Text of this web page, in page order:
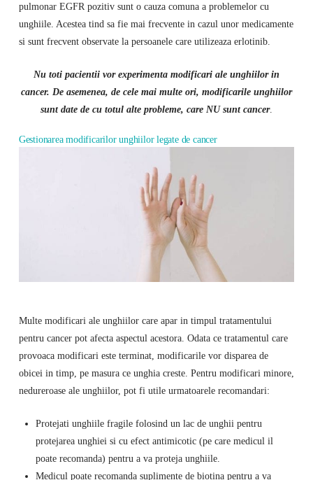
pulmonar EGFR pozitiv sunt o cauza comuna a problemelor cu
unghiile. Acestea tind sa fie mai frecvente in cazul unor medicamente
si sunt frecvent observate la persoanele care utilizeaza erlotinib.
Nu toti pacientii vor experimenta modificari ale unghiilor in
cancer. De asemenea, de cele mai multe ori, modificarile unghiilor
sunt date de cu totul alte probleme, care NU sunt cancer.
Gestionarea modificarilor unghiilor legate de cancer
Multe modificari ale unghiilor care apar in timpul tratamentului
pentru cancer pot afecta aspectul acestora. Odata ce tratamentul care
provoaca modificari este terminat, modificarile vor disparea de
obicei in timp, pe masura ce unghia creste. Pentru modificari minore,
nedureroase ale unghiilor, pot fi utile urmatoarele recomandari:
Protejati unghiile fragile folosind un lac de unghii pentru
protejarea unghiei si cu efect antimicotic (pe care medicul il
poate recomanda) pentru a va proteja unghiile.
Medicul poate recomanda suplimente de biotina pentru a va